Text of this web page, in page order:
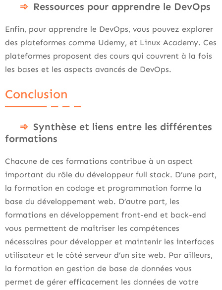
Ressources pour apprendre le DevOps
Enfin, pour apprendre le DevOps, vous pouvez explorer
des plateformes comme Udemy, et Linux Academy. Ces
plateformes proposent des cours qui couvrent à la fois
les bases et les aspects avancés de DevOps.
Conclusion
Synthèse et liens entre les différentes
formations
Chacune de ces formations contribue à un aspect
important du rôle du développeur full stack. D’une part,
la formation en codage et programmation forme la
base du développement web. D’autre part, les
formations en développement front-end et back-end
vous permettent de maîtriser les compétences
nécessaires pour développer et maintenir les interfaces
utilisateur et le côté serveur d’un site web. Par ailleurs,
la formation en gestion de base de données vous
permet de gérer efficacement les données de votre